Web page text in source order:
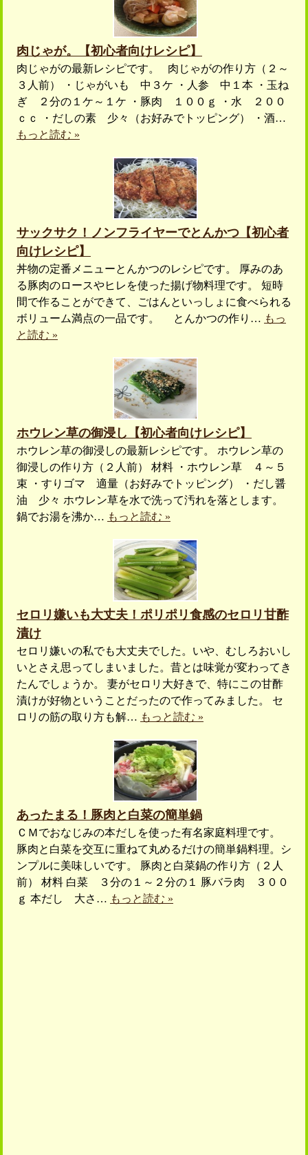
肉じゃが。【初心者向けレシピ】
肉じゃがの最新レシピです。 肉じゃがの作り方（２～
３人前） ・じゃがいも 中３ケ ・人参 中１本 ・玉ね
ぎ ２分の１ケ～１ケ ・豚肉 １００ｇ ・水 ２００
ｃｃ ・だしの素 少々（お好みでトッピング） ・酒…
もっと読む »
サックサク！ノンフライヤーでとんかつ【初心者
向けレシピ】
丼物の定番メニューとんかつのレシピです。 厚みのあ
る豚肉のロースやヒレを使った揚げ物料理です。 短時
間で作ることができて、ごはんといっしょに食べられる
ボリューム満点の一品です。 とんかつの作り… もっ
と読む »
ホウレン草の御浸し【初心者向けレシピ】
ホウレン草の御浸しの最新レシピです。 ホウレン草の
御浸しの作り方（２人前） 材料 ・ホウレン草 ４～５
束 ・すりゴマ 適量（お好みでトッピング） ・だし醤
油 少々 ホウレン草を水で洗って汚れを落とします。
鍋でお湯を沸か… もっと読む »
セロリ嫌いも大丈夫！ポリポリ食感のセロリ甘酢
漬け
セロリ嫌いの私でも大丈夫でした。いや、むしろおいし
いとさえ思ってしまいました。昔とは味覚が変わってき
たんでしょうか。 妻がセロリ大好きで、特にこの甘酢
漬けが好物ということだったので作ってみました。 セ
ロリの筋の取り方も解… もっと読む »
あったまる！豚肉と白菜の簡単鍋
ＣＭでおなじみの本だしを使った有名家庭料理です。
豚肉と白菜を交互に重ねて丸めるだけの簡単鍋料理。シ
ンプルに美味しいです。 豚肉と白菜鍋の作り方（２人
前） 材料 白菜 ３分の１～２分の１ 豚バラ肉 ３００
ｇ 本だし 大さ… もっと読む »